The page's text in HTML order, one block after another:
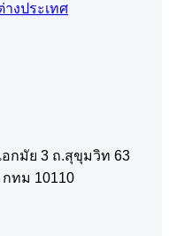
งประเทศ
อกมัย 3 ถ.สุขุมวิท 63
ทม 10110